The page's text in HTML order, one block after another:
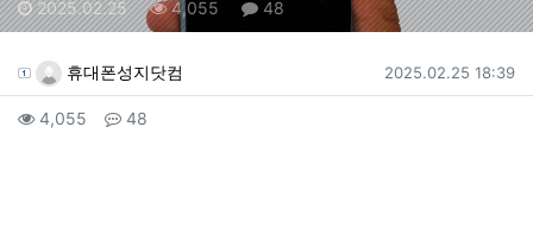
작성일
2025.02.25조회수4,055 댓글수48
작성자 정보
휴대폰성지닷컴 작성일
2025.02.25 18:39
컨텐츠 정보
4,055 조회 48